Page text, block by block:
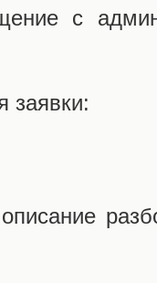
с
заявки:
описание